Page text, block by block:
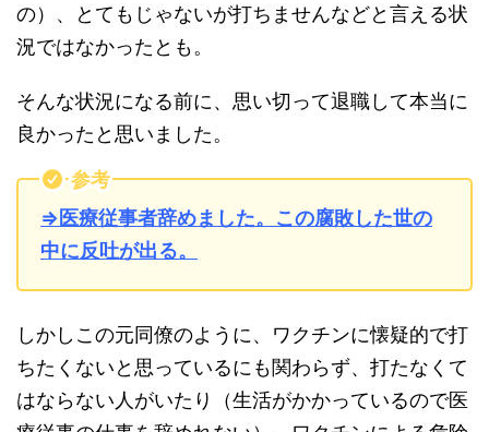
の）、とてもじゃないが打ちませんなどと言える状
況ではなかったとも。
そんな状況になる前に、思い切って退職して本当に
良かったと思いました。
参考
⇒医療従事者辞めました。この腐敗した世の
中に反吐が出る。
しかしこの元同僚のように、ワクチンに懐疑的で打
ちたくないと思っているにも関わらず、打たなくて
はならない人がいたり（生活がかかっているので医